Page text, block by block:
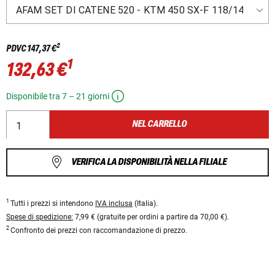
PDVC147,37 €2
132,63 €1
Disponibile tra 7 – 21 giorni
NEL CARRELLO
VERIFICA LA DISPONIBILITÀ NELLA FILIALE
1 Tutti i prezzi si intendono IVA inclusa (Italia).
Spese di spedizione: 7,99 € (gratuite per ordini a partire da 70,00 €).
2 Confronto dei prezzi con raccomandazione di prezzo.